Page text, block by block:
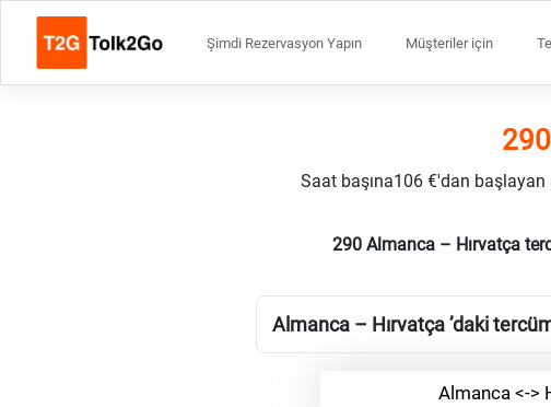
Şimdi Rezervasyon Yapın Müşteriler için
Saat başına106 €'dan başlayan
290 Almanca – Hırvatça
Almanca – Hırvatça ’daki
Almanca <->